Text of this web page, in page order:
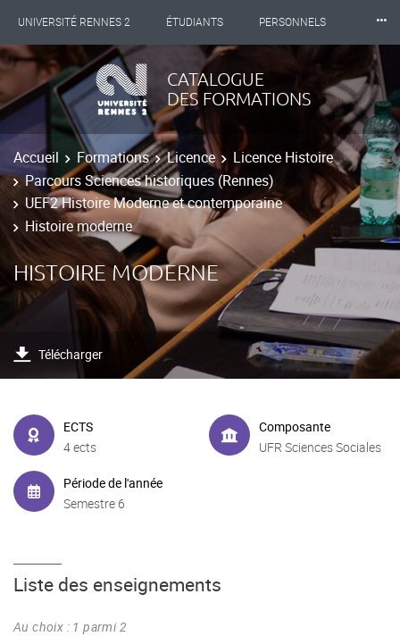
UNIVERSITÉ RENNES 2 ÉTUDIANTS PERSONNELS
INTERNATIONAL PROFESSIONNELS BIBLIOTHÈQUES
LES NOUVELLES DE RENNES 2
⸱⸱⸱
CATALOGUE
DES FORMATIONS
Accueil Formations Licence
Licence Histoire
Parcours Sciences historiques (Rennes)
UEF2 Histoire Moderne et contemporaine
Histoire moderne
HISTOIRE MODERNE
Télécharger
ECTS
4 ects
Composante
UFR Sciences Sociales
Période de l'année
Semestre 6
Liste des enseignements
Au choix : 1 parmi 2